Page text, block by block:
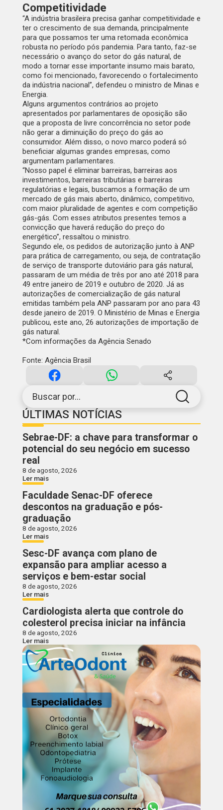
Buscar por...
ÚLTIMAS NOTÍCIAS
Sebrae-DF: a chave para transformar o
potencial do seu negócio em sucesso
real
8 de agosto, 2026
Ler mais
Faculdade Senac-DF oferece
descontos na graduação e pós-
graduação
8 de agosto, 2026
Ler mais
Sesc-DF avança com plano de
expansão para ampliar acesso a
serviços e bem-estar social
8 de agosto, 2026
Ler mais
Cardiologista alerta que controle do
colesterol precisa iniciar na infância
8 de agosto, 2026
Ler mais
Competitividade
“A indústria brasileira precisa ganhar competitividade e
ter o crescimento de sua demanda, principalmente
para que possamos ter uma retomada econômica
robusta no período pós pandemia. Para tanto, faz-se
necessário o avanço do setor do gás natural, de
modo a tornar esse importante insumo mais barato,
como foi mencionado, favorecendo o fortalecimento
da indústria nacional”, defendeu o ministro de Minas e
Energia.
Alguns argumentos contrários ao projeto
apresentados por parlamentares de oposição são
que a proposta de livre concorrência no setor pode
não gerar a diminuição do preço do gás ao
consumidor. Além disso, o novo marco poderá só
beneficiar algumas grandes empresas, como
argumentam parlamentares.
“Nosso papel é eliminar barreiras, barreiras aos
investimentos, barreiras tributárias e barreiras
regulatórias e legais, buscamos a formação de um
mercado de gás mais aberto, dinâmico, competitivo,
com maior pluralidade de agentes e com competição
gás-gás. Com esses atributos presentes temos a
convicção que haverá redução do preço do
energético”, ressaltou o ministro.
Segundo ele, os pedidos de autorização junto à ANP
para prática de carregamento, ou seja, de contratação
de serviço de transporte dutoviário para gás natural,
passaram de um média de três por ano até 2018 para
49 entre janeiro de 2019 e outubro de 2020. Já as
autorizações de comercialização de gás natural
emitidas também pela ANP passaram por ano para 43
desde janeiro de 2019. O Ministério de Minas e Energia
publicou, este ano, 26 autorizações de importação de
gás natural.
*Com informações da Agência Senado
Fonte: Agência Brasil